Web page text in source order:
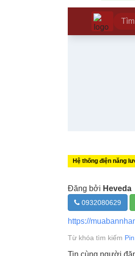
Hệ thống điện năng
Đăng bởi Heveda
0932080629
https://
Từ khóa tìm kiếm
Tin cùng người